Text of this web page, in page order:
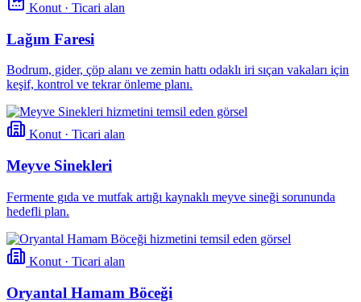
Konut · Ticari alan
Lağım Faresi
Bodrum, gider, çöp alanı ve zemin hattı odaklı iri sıçan vakaları için
keşif, kontrol ve tekrar önleme planı.
Konut · Ticari alan
Meyve Sinekleri
Fermente gıda ve mutfak artığı kaynaklı meyve sineği sorununda
hedefli plan.
Konut · Ticari alan
Oryantal Hamam Böceği